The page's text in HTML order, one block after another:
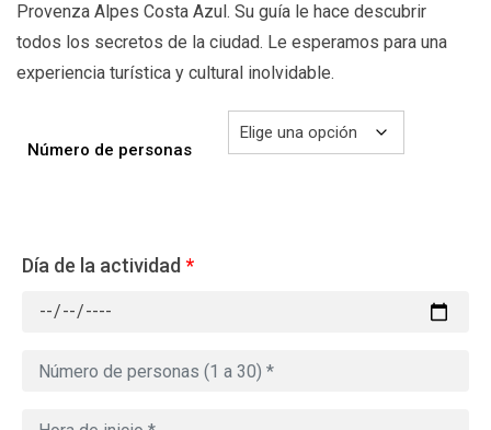
Provenza Alpes Costa Azul. Su guía le hace descubrir
todos los secretos de la ciudad. Le esperamos para una
experiencia turística y cultural inolvidable.
Número de personas
Día de la actividad *